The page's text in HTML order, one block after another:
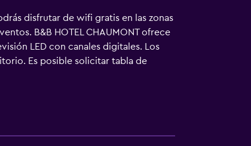
disfrutar de wifi gratis en las zonas
B&B HOTEL CHAUMONT ofrece
LED con canales digitales. Los
Es posible solicitar tabla de